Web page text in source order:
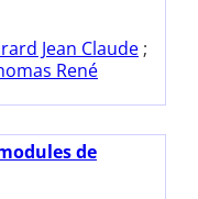
Jean Claude ;
René
de